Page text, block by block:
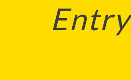
Entry